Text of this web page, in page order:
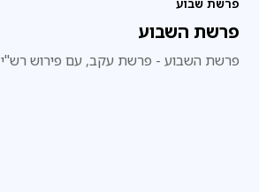
פרשת השבוע
פרשת השבוע - פרשת עקב, עם פירוש רש"י